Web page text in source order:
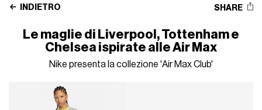
INDIETRO SHARE
Le maglie di Liverpool, Tottenham e
Chelsea ispirate alle Air Max
Nike presenta la collezione 'Air Max Club'